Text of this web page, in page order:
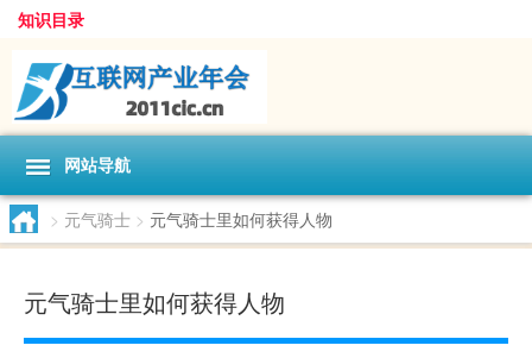
知识目录
网站导航
> 元气骑士 > 元气骑士里如何获得人物
元气骑士里如何获得人物